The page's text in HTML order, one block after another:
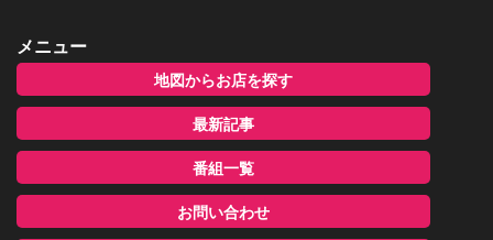
メニュー
地図からお店を探す
最新記事
番組一覧
お問い合わせ